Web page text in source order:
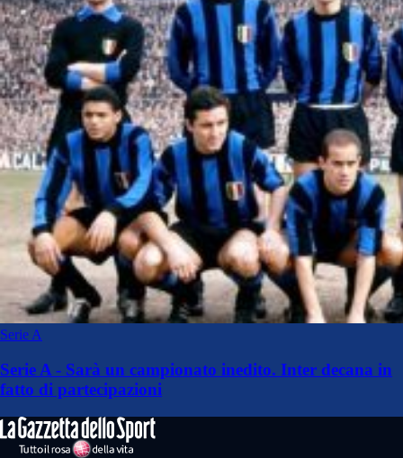
Serie A
Serie A - Sarà un campionato inedito. Inter decana in
fatto di partecipazioni